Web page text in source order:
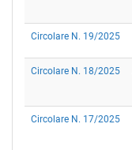
Circolare N. 19/2025
Circolare N. 18/2025
Circolare N. 17/2025